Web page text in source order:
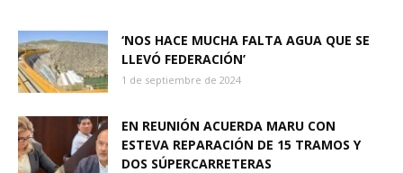
‘NOS HACE MUCHA FALTA AGUA QUE SE
LLEVÓ FEDERACIÓN’
1 de septiembre de 2024
EN REUNIÓN ACUERDA MARU CON
ESTEVA REPARACIÓN DE 15 TRAMOS Y
DOS SÚPERCARRETERAS